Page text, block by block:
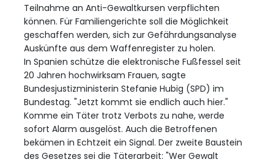
Teilnahme an Anti-Gewaltkursen verpflichten
können. Für Familiengerichte soll die Möglichkeit
geschaffen werden, sich zur Gefährdungsanalyse
Auskünfte aus dem Waffenregister zu holen.
In Spanien schütze die elektronische Fußfessel seit
20 Jahren hochwirksam Frauen, sagte
Bundesjustizministerin Stefanie Hubig (SPD) im
Bundestag. "Jetzt kommt sie endlich auch hier."
Komme ein Täter trotz Verbots zu nahe, werde
sofort Alarm ausgelöst. Auch die Betroffenen
bekämen in Echtzeit ein Signal. Der zweite Baustein
des Gesetzes sei die Täterarbeit: "Wer Gewalt